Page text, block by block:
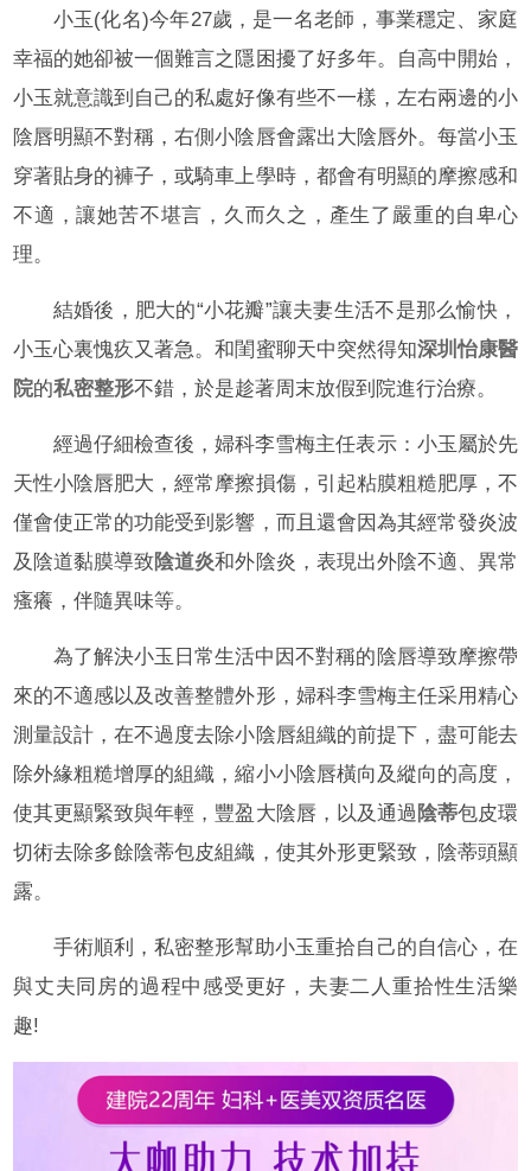
小玉(化名)今年27歲，是一名老師，事業穩定、家庭
幸福的她卻被一個難言之隱困擾了好多年。自高中開始，
小玉就意識到自己的私處好像有些不一樣，左右兩邊的小
陰唇明顯不對稱，右側小陰唇會露出大陰唇外。每當小玉
穿著貼身的褲子，或騎車上學時，都會有明顯的摩擦感和
不適，讓她苦不堪言，久而久之，產生了嚴重的自卑心
理。
結婚後，肥大的“小花瓣”讓夫妻生活不是那么愉快，
小玉心裏愧疚又著急。和閨蜜聊天中突然得知深圳怡康醫
院的私密整形不錯，於是趁著周末放假到院進行治療。
經過仔細檢查後，婦科李雪梅主任表示：小玉屬於先
天性小陰唇肥大，經常摩擦損傷，引起粘膜粗糙肥厚，不
僅會使正常的功能受到影響，而且還會因為其經常發炎波
及陰道黏膜導致陰道炎和外陰炎，表現出外陰不適、異常
瘙癢，伴隨異味等。
為了解決小玉日常生活中因不對稱的陰唇導致摩擦帶
來的不適感以及改善整體外形，婦科李雪梅主任采用精心
測量設計，在不過度去除小陰唇組織的前提下，盡可能去
除外緣粗糙增厚的組織，縮小小陰唇橫向及縱向的高度，
使其更顯緊致與年輕，豐盈大陰唇，以及通過 陰蒂包皮環
切術去除多餘陰蒂包皮組織，使其外形更緊致，陰蒂頭顯
露。
手術順利，私密整形幫助小玉重拾自己的自信心，在
與丈夫同房的過程中感受更好，夫妻二人重拾性生活樂
趣!